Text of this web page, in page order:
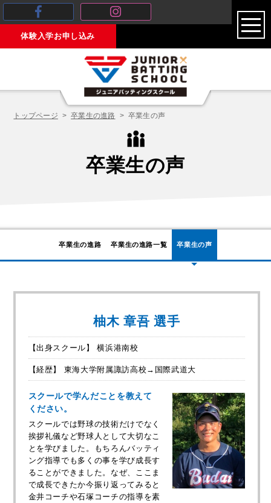
体験入学お申し込み
toggle
トップページ 卒業生の進路 卒業生の声
卒業生の声
卒業生の進路 卒業生の進路一覧 卒業生の声
柚木 章吾 選手
【出身スクール】 横浜港南校
【経歴】 東海大学附属諏訪高校→国際武道大
スクールで学んだことを教えて
ください。
スクールでは野球の技術だけでなく
挨拶礼儀など野球人として大切なこ
とを学びました。もちろんバッティ
ング指導でも多くの事を学び成長す
ることができました。なぜ、ここま
で成長できたか今振り返ってみると
金井コーチや石塚コーチの指導を素